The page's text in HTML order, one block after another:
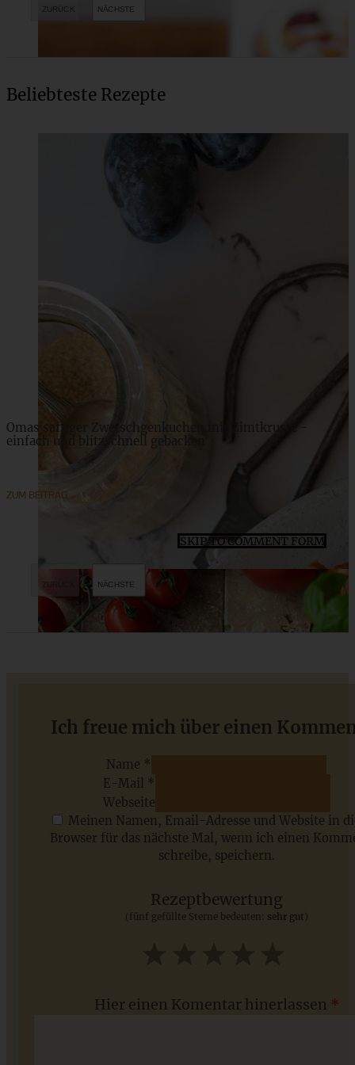
Schnelle Himbeerschnecken mit weißer Schokokolade
Blaubeer-Heferollen mit Frischkäse-Frosting
Beliebteste Rezepte
Omas saftiger Zwetschgenkuchen mit Zimtkruste -
einfach und blitzschnell gebacken
ZUM BEITRAG
Saisonale Rezepte im Juli - meine 7 sommerlichen
SKIP TO COMMENT FORM
Ich freue mich über einen
Name *
E-Mail *
Webseite
Meinen Namen, Email-Adresse und Website in
Browser für das nächste Mal, wenn ich einen
schreibe, speichern.
Rezeptbewertung
(fünf gefüllte Sterne bedeuten: sehr gut )
Hier einen Komentar hinerlassen *